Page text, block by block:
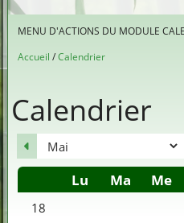
MENU D'ACTIONS DU MODULE
Accueil Calendrier
Calendrier
Se Lu Ma Me
18